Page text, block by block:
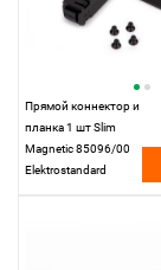
Прямой коннектор и
планка 1 шт Slim
Magnetic 85096/00
Elektrostandard